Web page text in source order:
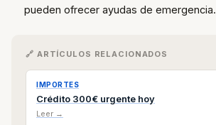
pueden ofrecer ayudas de emergencia.
🔗 ARTÍCULOS RELACIONADOS
IMPORTES
Crédito 300€ urgente hoy
Leer →